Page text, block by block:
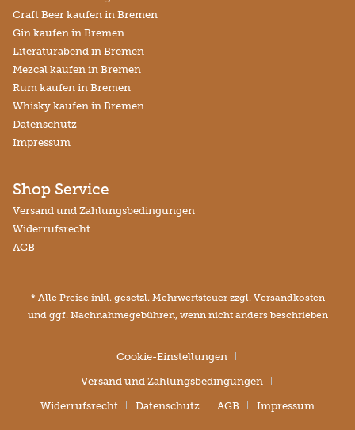
Craft Beer kaufen in Bremen
Gin kaufen in Bremen
Literaturabend in Bremen
Mezcal kaufen in Bremen
Rum kaufen in Bremen
Whisky kaufen in Bremen
Datenschutz
Impressum
Shop Service
Versand und Zahlungsbedingungen
Widerrufsrecht
AGB
* Alle Preise inkl. gesetzl. Mehrwertsteuer zzgl. Versandkosten
und ggf. Nachnahmegebühren, wenn nicht anders beschrieben
Cookie-Einstellungen
Versand und Zahlungsbedingungen
Widerrufsrecht Datenschutz AGB Impressum